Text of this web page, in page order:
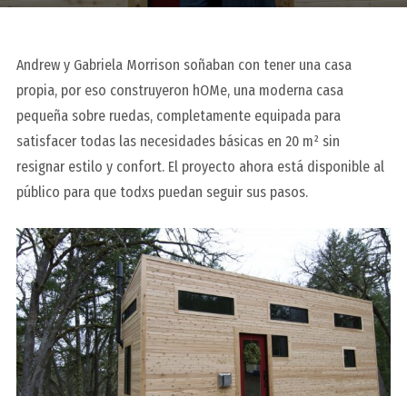
Andrew y Gabriela Morrison soñaban con tener una casa
propia, por eso construyeron hOMe, una moderna casa
pequeña sobre ruedas, completamente equipada para
satisfacer todas las necesidades básicas en 20 m² sin
resignar estilo y confort. El proyecto ahora está disponible al
público para que todxs puedan seguir sus pasos.